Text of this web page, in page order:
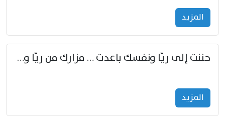
المزید
حننت إلى ريّا ونفسك باعدت … مزارك من ريّا وشعباكما معا
المزید